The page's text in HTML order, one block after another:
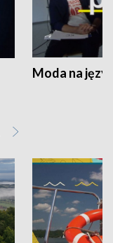
Moda na